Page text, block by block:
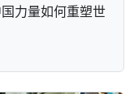
力量如何重塑世